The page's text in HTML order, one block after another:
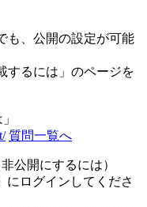
も、公開の設定が可能
するには」のページを
質問一覧へ
公開にするには）
にログインしてくださ